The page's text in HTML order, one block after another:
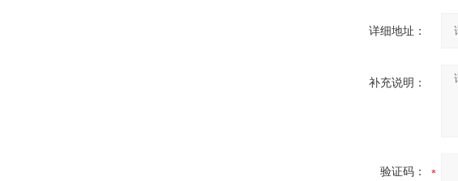
详细地址：
补充说明：
验证码：